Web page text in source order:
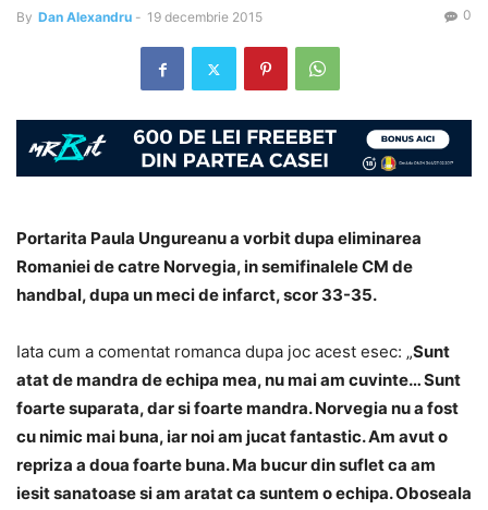
By Dan Alexandru - 19 decembrie 2015 0
Portarita Paula Ungureanu a vorbit dupa eliminarea
Romaniei de catre Norvegia, in semifinalele CM de
handbal, dupa un meci de infarct, scor 33-35.
Iata cum a comentat romanca dupa joc acest esec: „Sunt
atat de mandra de echipa mea, nu mai am cuvinte… Sunt
foarte suparata, dar si foarte mandra. Norvegia nu a fost
cu nimic mai buna, iar noi am jucat fantastic. Am avut o
repriza a doua foarte buna. Ma bucur din suflet ca am
iesit sanatoase si am aratat ca suntem o echipa. Oboseala